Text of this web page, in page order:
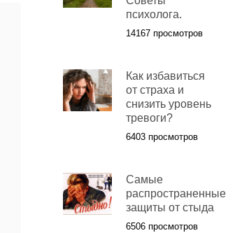
психолога.
14167 просмотров
Как избавиться
от страха и
снизить уровень
тревоги?
6403 просмотров
Самые
распространенные
защиты от стыда
6506 просмотров